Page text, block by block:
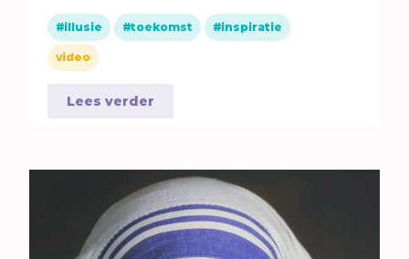
illusie toekomst inspiratie
video
Lees verder